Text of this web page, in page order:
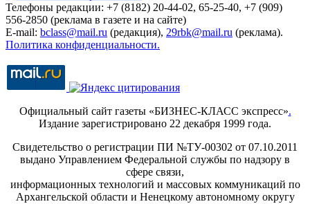
Телефоны редакции: +7 (8182) 20-44-02, 65-25-40, +7 (909)
556-2850 (реклама в газете и на сайте)
E-mail: bclass@mail.ru (редакция), 29rbk@mail.ru (реклама).
Политика конфиденциальности.
Официальный сайт газеты «БИЗНЕС-КЛАСС экспресс».
Издание зарегистрировано 22 декабря 1999 года.
Свидетельство о регистрации ПИ №ТУ-00302 от 07.10.2011
выдано Управлением Федеральной службы по надзору в
сфере связи,
информационных технологий и массовых коммуникаций по
Архангельской области и Ненецкому автономному округу